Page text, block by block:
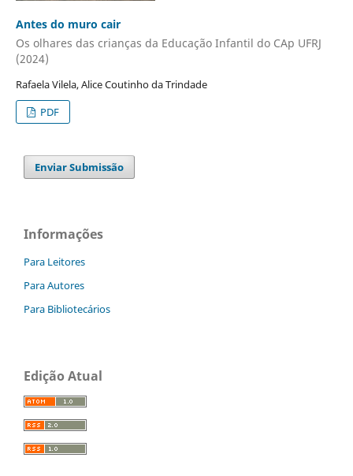
Antes do muro cair
Os olhares das crianças da Educação Infantil do CAp UFRJ
(2024)
Rafaela Vilela, Alice Coutinho da Trindade
PDF
Enviar Submissão
Informações
Para Leitores
Para Autores
Para Bibliotecários
Edição Atual